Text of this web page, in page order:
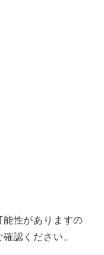
性がありますの
認ください。